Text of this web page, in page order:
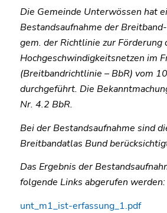
Die Gemeinde Unterwössen hat
Bestandsaufnahme der
gem. der Richtlinie zur Förderung
Hochgeschwindigkeitsnetzen im
(Breitbandrichtlinie – BbR) vom
durchgeführt. Die
Nr. 4.2 BbR.
Bei der Bestandsaufnahme sind
Breitbandatlas Bund
Das Ergebnis der
folgende Links abgerufen werden:
unt_m1_ist-erfassung_1.pdf